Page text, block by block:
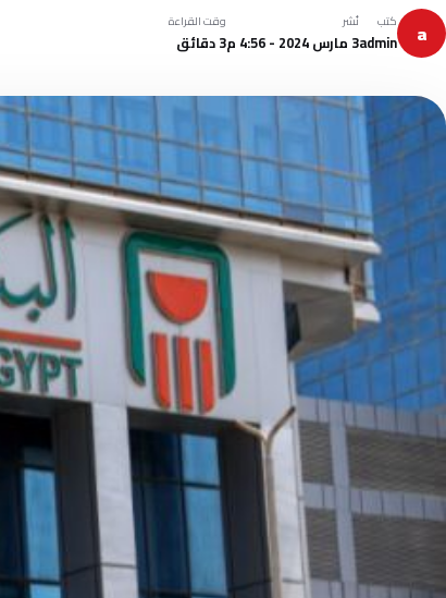
a كتب
admin
نُشر
3 مارس 2024 - 4:56 م
وقت القراءة
3 دقائق